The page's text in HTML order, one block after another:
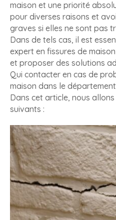
maison et une priorité
pour diverses raisons et
graves si elles ne sont pas
Dans de tels cas, il est
expert en fissures de
et proposer des solutions
Qui contacter en cas de
maison dans le département
Dans cet article, nous
suivants :